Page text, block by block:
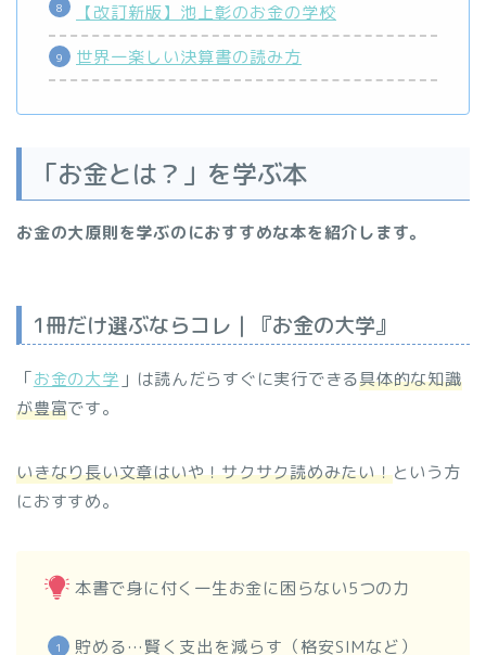
【改訂新版】池上彰のお金の学校
世界一楽しい決算書の読み方
「お金とは？」を学ぶ本
お金の大原則を学ぶのにおすすめな本を紹介します。
1冊だけ選ぶならコレ｜『お金の大学』
「お金の大学 」は読んだらすぐに実行できる具体的な知識
が豊富です。
いきなり長い文章はいや！サクサク読めみたい！という方
におすすめ。
本書で身に付く一生お金に困らない5つの力
貯める…賢く支出を減らす（格安SIMなど）